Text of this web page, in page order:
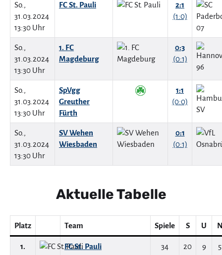
So.,
31.03.2024
13:30 Uhr
FC St. Pauli
2:1
(1:0)
So.,
31.03.2024
13:30 Uhr
1. FC
Magdeburg
0:3
(0:1)
So.,
31.03.2024
13:30 Uhr
SpVgg
Greuther
Fürth
1:1
(0:0)
So.,
31.03.2024
13:30 Uhr
SV Wehen
Wiesbaden
0:1
(0:1)
Aktuelle Tabelle
Platz Team Spiele S U
1. FC St. Pauli 34 20 9 5